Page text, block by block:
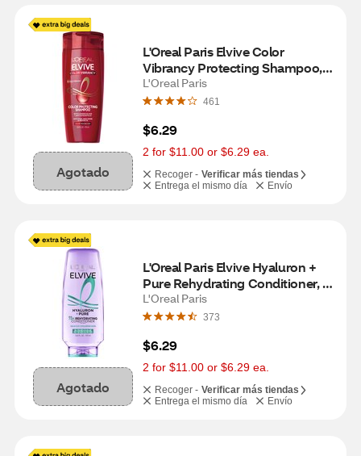
Agotado
L'Oreal Paris Elvive Color
Vibrancy Protecting Shampoo,
12.6 OZ
L'Oreal Paris
461
$6.29
2 for $11.00 or $6.29 ea.
Recoger - Verificar más tiendas
Entrega el mismo día
Envío
Agotado
L'Oreal Paris Elvive Hyaluron +
Pure Rehydrating Conditioner,
12.6 OZ
L'Oreal Paris
373
$6.29
2 for $11.00 or $6.29 ea.
Recoger - Verificar más tiendas
Entrega el mismo día
Envío